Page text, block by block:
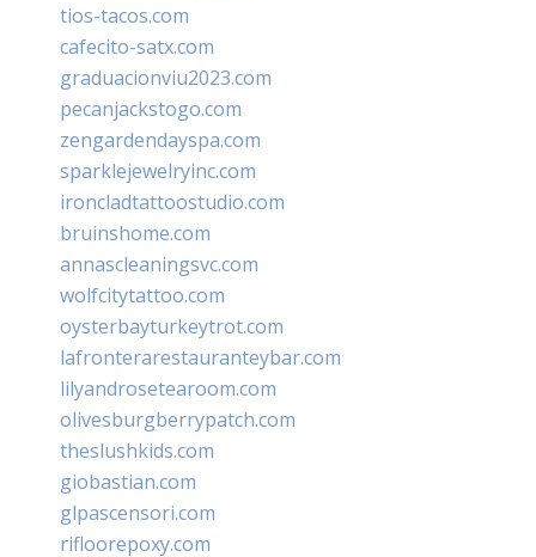
tios-tacos.com
cafecito-satx.com
graduacionviu2023.com
pecanjackstogo.com
zengardendayspa.com
sparklejewelryinc.com
ironcladtattoostudio.com
bruinshome.com
annascleaningsvc.com
wolfcitytattoo.com
oysterbayturkeytrot.com
lafronterarestauranteybar.com
lilyandrosetearoom.com
olivesburgberrypatch.com
theslushkids.com
giobastian.com
glpascensori.com
rifloorepoxy.com